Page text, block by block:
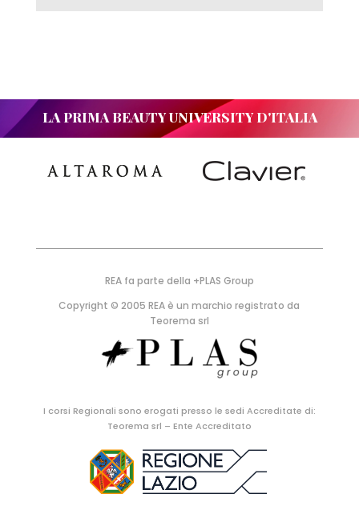
LA PRIMA BEAUTY UNIVERSITY D'ITALIA
REA fa parte della +PLAS Group
Copyright © 2005 REA è un marchio registrato da
Teorema srl
I corsi Regionali sono erogati presso le sedi Accreditate di:
Teorema srl – Ente Accreditato